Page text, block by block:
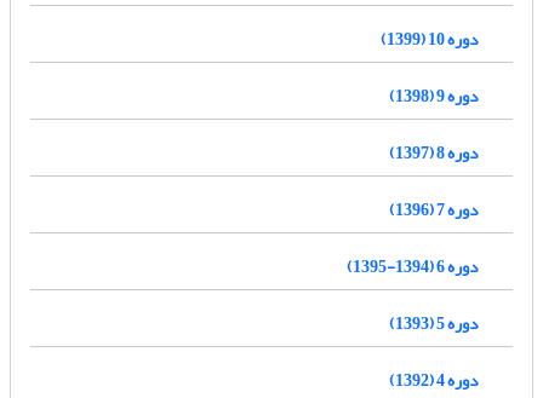
دوره 10 (1399)
دوره 9 (1398)
دوره 8 (1397)
دوره 7 (1396)
دوره 6 (1394-1395)
دوره 5 (1393)
دوره 4 (1392)